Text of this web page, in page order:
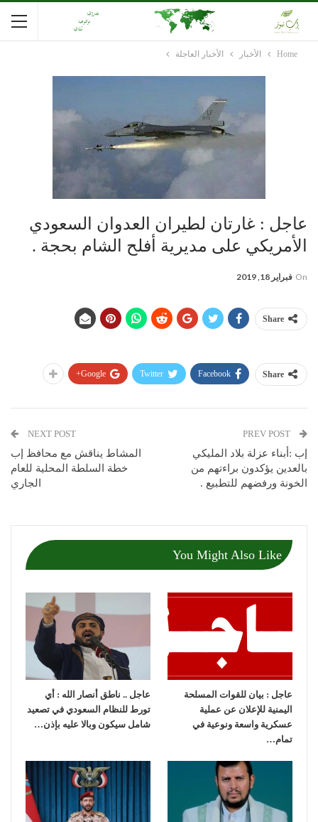
Home الأخبار الأخبار العاجلة
عاجل : غارتان لطيران العدوان السعودي
الأمريكي على مديرية أفلح الشام بحجة .
On فبراير 18, 2019
Share
Share
Facebook
Twitter
Google+
إب :أبناء عزلة بلاد المليكي
بالعدين يؤكدون براءتهم من
الخونة ورفضهم للتطبيع .
NEXT POST
المشاط يناقش مع محافظ إب
خطة السلطة المحلية للعام
الجاري
You Might Also Like
عاجل : بيان للقوات المسلحة
اليمنية للإعلان عن عملية
عسكرية واسعة ونوعية في
تمام…
عاجل .. ناطق أنصار الله : أي
تورط للنظام السعودي في تصعيد
شامل سيكون وبالا عليه بإذن…